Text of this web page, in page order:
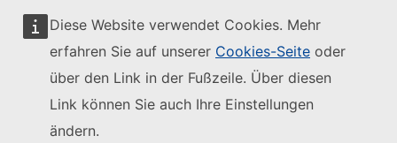
Diese Website verwendet Cookies. Mehr
erfahren Sie auf unserer Cookies-Seite oder
über den Link in der Fußzeile. Über diesen
Link können Sie auch Ihre Einstellungen
ändern.
Folgen Sie der Europäischen Kommission